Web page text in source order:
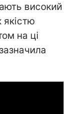
високий
якістю
на ці